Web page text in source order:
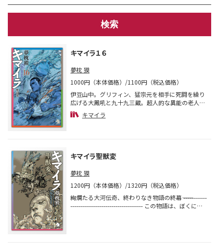
キマイラ１６
夢枕 獏
1000円（本体価格）/1100円（税込価格）
伊豆山中。グリフィン、猛宗元を相手に死闘を繰り
広げる大鳳吼と九十九三蔵。超人的な異能の老人ら
の意外な正体も明らかに。ルシフェル教団に続き、
中国政府プロジェクト関係者も「キマイラ」の謎を
キマイラ
キマイラ聖獣変
夢枕 獏
1200円（本体価格）/1320円（税込価格）
絢爛たる大河伝奇、終わりなき物語の終幕―― ------------
------------------------------------- この物語は、ぼくにと